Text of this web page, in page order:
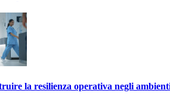
la resilienza operativa negli